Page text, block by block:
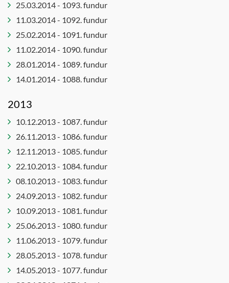
25.03.2014 - 1093. fundur
11.03.2014 - 1092. fundur
25.02.2014 - 1091. fundur
11.02.2014 - 1090. fundur
28.01.2014 - 1089. fundur
14.01.2014 - 1088. fundur
2013
10.12.2013 - 1087. fundur
26.11.2013 - 1086. fundur
12.11.2013 - 1085. fundur
22.10.2013 - 1084. fundur
08.10.2013 - 1083. fundur
24.09.2013 - 1082. fundur
10.09.2013 - 1081. fundur
25.06.2013 - 1080. fundur
11.06.2013 - 1079. fundur
28.05.2013 - 1078. fundur
14.05.2013 - 1077. fundur